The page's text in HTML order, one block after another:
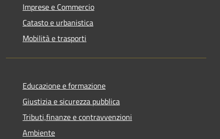
Imprese e Commercio
Catasto e urbanistica
Mobilità e trasporti
Educazione e formazione
Giustizia e sicurezza pubblica
Tributi,finanze e contravvenzioni
Ambiente